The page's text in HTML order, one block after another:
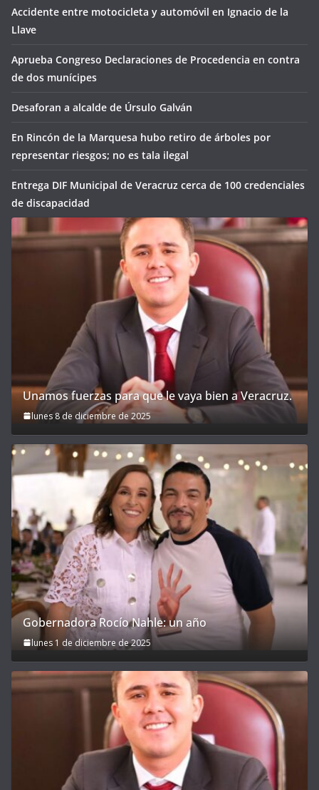
Accidente entre motocicleta y automóvil en Ignacio de la
Llave
Aprueba Congreso Declaraciones de Procedencia en contra
de dos munícipes
Desaforan a alcalde de Úrsulo Galván
En Rincón de la Marquesa hubo retiro de árboles por
representar riesgos; no es tala ilegal
Entrega DIF Municipal de Veracruz cerca de 100 credenciales
de discapacidad
Unamos fuerzas para que le vaya bien a Veracruz.
lunes 8 de diciembre de 2025
Gobernadora Rocío Nahle: un año
lunes 1 de diciembre de 2025